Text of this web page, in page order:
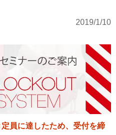
2019/1/10
員に達したため、受付を締